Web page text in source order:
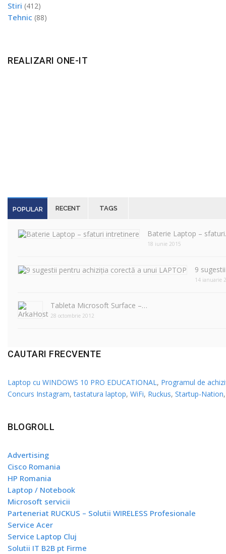
Stiri (412)
Tehnic (88)
REALIZARI ONE-IT
POPULAR RECENT TAGS
Baterie Laptop –
18 iunie 2015
9
14 ianuarie
Tableta Microsoft Surface –…
28 octombrie 2012
CAUTARI FRECVENTE
Laptop cu WINDOWS 10 PRO EDUCATIONAL, Programul de
Concurs Instagram,tastatura laptop, WiFi, Ruckus, Startup-Nation
BLOGROLL
Advertising
Cisco Romania
HP Romania
Laptop / Notebook
Microsoft servicii
Parteneriat RUCKUS – Solutii WIRELESS Profesionale
Service Acer
Service Laptop Cluj
Solutii IT B2B pt Firme